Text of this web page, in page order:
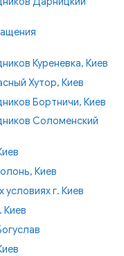
Куреневка, Киев
Хутор, Киев
Бортничи, Киев
Соломенский
Киев
г. Киев
Киев